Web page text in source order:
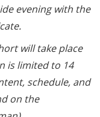
evening with the
will take place
is limited to 14
schedule, and
on the